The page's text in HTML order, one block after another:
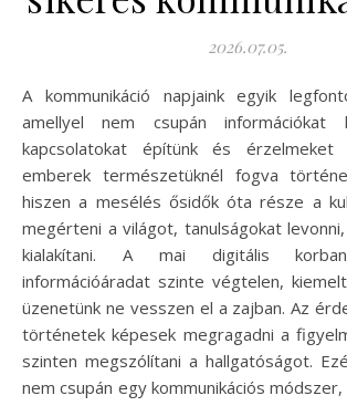
2026.07.05.
A kommunikáció napjaink egyik legfontosabb eszköze,
amellyel nem csupán információkat
kapcsolatokat építünk és érzelmeket
emberek természetüknél fogva
hiszen a mesélés ősidők óta része a
megérteni a világot, tanulságokat
kialakítani. A mai digitális
információáradat szinte végtelen,
üzenetünk ne vesszen el a zajban. Az
történetek képesek megragadni a
szinten megszólítani a hallgatóságot.
nem csupán egy kommunikációs